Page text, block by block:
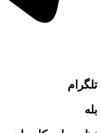
تلگرام
بله